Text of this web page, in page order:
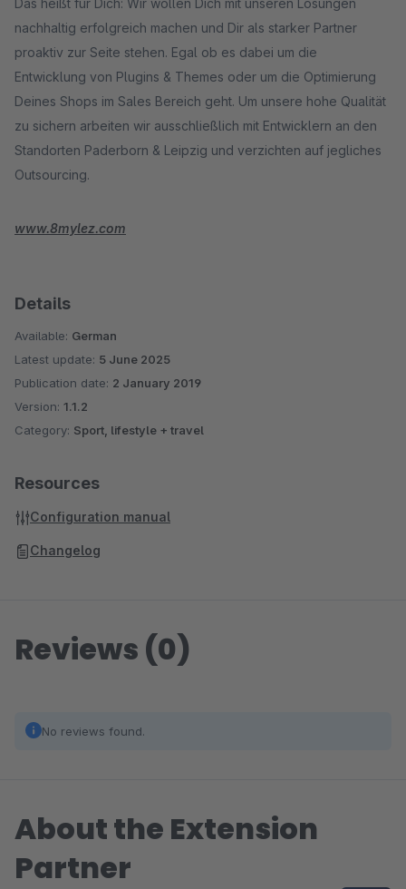
Das heißt für Dich: Wir wollen Dich mit unseren Lösungen
nachhaltig erfolgreich machen und Dir als starker Partner
proaktiv zur Seite stehen. Egal ob es dabei um die
Entwicklung von Plugins & Themes oder um die Optimierung
Deines Shops im Sales Bereich geht. Um unsere hohe Qualität
zu sichern arbeiten wir ausschließlich mit Entwicklern an den
Standorten Paderborn & Leipzig und verzichten auf jegliches
Outsourcing.
www.8mylez.com
Details
Available: German
Latest update: 5 June 2025
Publication date: 2 January 2019
Version: 1.1.2
Category: Sport, lifestyle + travel
Resources
Configuration manual
Changelog
Reviews (0)
No reviews found.
About the Extension
Partner